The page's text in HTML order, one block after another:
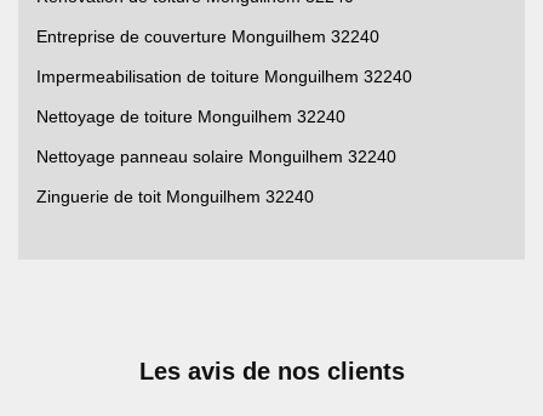
Entreprise de couverture Monguilhem 32240
Impermeabilisation de toiture Monguilhem 32240
Nettoyage de toiture Monguilhem 32240
Nettoyage panneau solaire Monguilhem 32240
Zinguerie de toit Monguilhem 32240
Les avis de nos clients